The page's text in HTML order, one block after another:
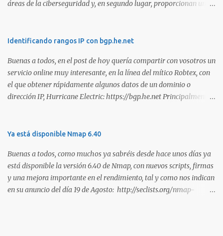
áreas de la ciberseguridad y, en segundo lugar, proporcionan una
certificaciones existentes hoy en día, elegir la adecuada puede
certificaciones que consideramos como opciones sólidas para
aquellos que desean especializarse en el área de la seguridad
ofensiva. Todas ellas son totalmente prácticas y su examen simula
un escenario real en el que se deben comprometer diversos activos,
La primera certificación de la lista es el eJPT (Junior Penetration
Identificando rangos IP con bgp.he.net
Buenas a todos, en el post de hoy quería compartir con vosotros un
servicio online muy interesante, en la línea del mítico Robtex, con
el que obtener rápidamente algunos datos de un dominio o
dirección IP, Hurricane Electric: https://bgp.he.net Principalmente
durante la estimación de un test de intrusión. A continuación os
interesante utilidad para tener en los marcadores de nuestro
navegador. Saludos!
Ya está disponible Nmap 6.40
Buenas a todos, como muchos ya sabréis desde hace unos días ya
está disponible la versión 6.40 de Nmap, con nuevos scripts, firmas
y una mejora importante en el rendimiento, tal y como nos indican
en su anuncio del día 19 de Agosto: http://seclists.org/nmap-